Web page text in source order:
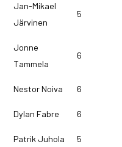
Jan-Mikael
Järvinen
5
Jonne
Tammela
6
Nestor Noiva 6
Dylan Fabre 6
Patrik Juhola 5